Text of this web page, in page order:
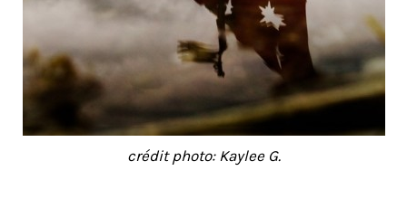
crédit photo: Kaylee G.